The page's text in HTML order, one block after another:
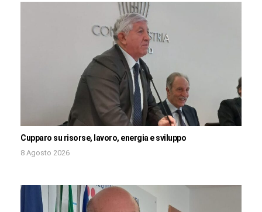
Cupparo su risorse, lavoro, energia e sviluppo
8 Agosto 2026